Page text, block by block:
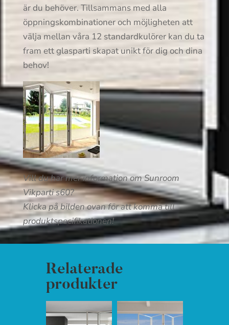
är du behöver. Tillsammans med alla
öppningskombinationer och möjligheten att
välja mellan våra 12 standardkulörer kan du ta
fram ett glasparti skapat unikt för dig och dina
behov!
Vill du har mer information om Sunroom
Vikparti s60?
Klicka på bilden ovan för att komma till
produktspecifikationen!
Relaterade
produkter